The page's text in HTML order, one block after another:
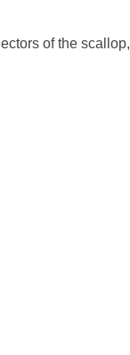
of the scallop,